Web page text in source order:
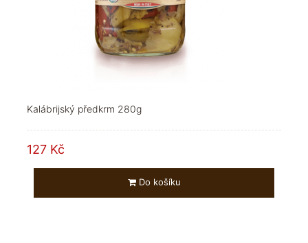
Kalábrijský předkrm 280g
127 Kč
Do košíku